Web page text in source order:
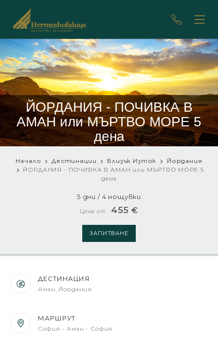
ЙОРДАНИЯ - ПОЧИВКА В
АМАН или МЪРТВО МОРЕ 5
дена
Начало Дестинации Близък Изток
Йордания
ЙОРДАНИЯ - ПОЧИВКА В АМАН или МЪРТВО МОРЕ 5
дена
5 дни / 4 нощувки
Цена от 455 €
ЗАПИТВАНЕ
ДЕСТИНАЦИЯ
Аман, Йордания
МАРШРУТ
София - Аман - София